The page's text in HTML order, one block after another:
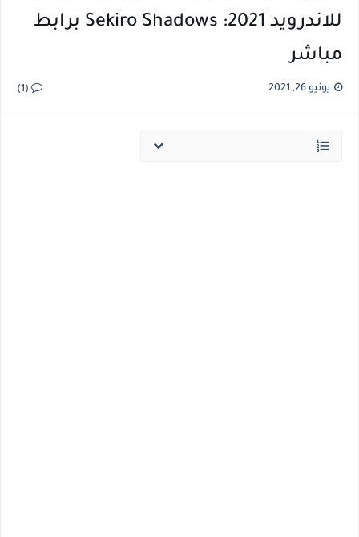
للاندرويد 2021: Sekiro Shadows برابط
مباشر
يونيو 26, 2021 (1)